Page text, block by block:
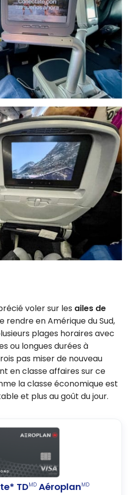
voler sur les ailes de
rendre en Amérique du Sud,
plages horaires avec
ou longues durées à
pas miser de nouveau
en classe affaires sur ce
la classe économique est
et plus au goût du jour.
TDMD AéroplanMD